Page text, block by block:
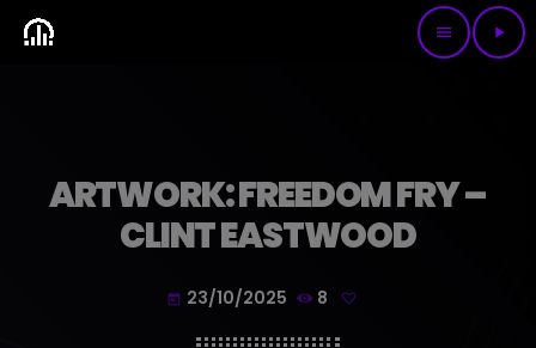
menu play_arrow
ARTWORK: FREEDOM FRY –
CLINT EASTWOOD
today 23/10/2025 8